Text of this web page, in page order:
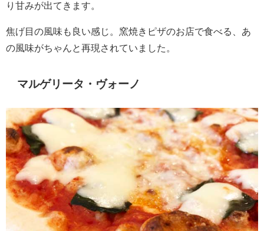
り甘みが出てきます。
焦げ目の風味も良い感じ。窯焼きピザのお店で食べる、あ
の風味がちゃんと再現されていました。
マルゲリータ・ヴォーノ